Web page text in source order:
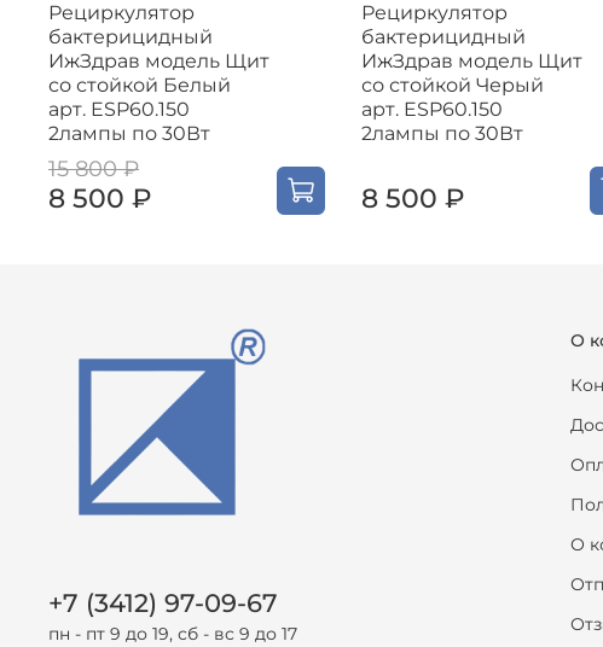
Рециркулятор
бактерицидный
ИжЗдрав модель Щит
со стойкой Белый
арт. ESP60.150
2лампы по 30Вт
15 800 ₽
8 500 ₽
Рециркулятор
бактерицидный
ИжЗдрав модель Щит
со стойкой Черый
арт. ESP60.150
2лампы по 30Вт
8 500 ₽
О
О
+7 (3412) 97-09-67
пн - пт 9 до 19, сб - вс 9 до 17